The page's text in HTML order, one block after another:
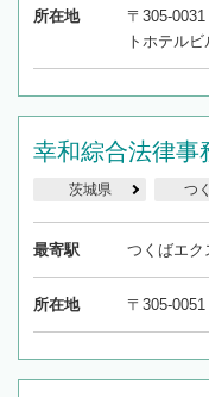
所在地
〒305-
トホテルビ
幸和綜合法律事
茨城県 つ
最寄駅 つくばエク
所在地 〒305-